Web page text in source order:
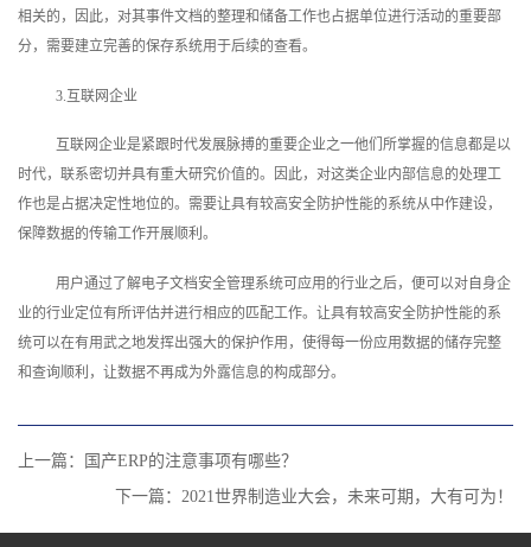
相关的，因此，对其事件文档的整理和储备工作也占据单位进行活动的重要部
分，需要建立完善的保存系统用于后续的查看。
3.互联网企业
互联网企业是紧跟时代发展脉搏的重要企业之一他们所掌握的信息都是以
时代，联系密切并具有重大研究价值的。因此，对这类企业内部信息的处理工
作也是占据决定性地位的。需要让具有较高安全防护性能的系统从中作建设，
保障数据的传输工作开展顺利。
用户通过了解电子文档安全管理系统可应用的行业之后，便可以对自身企
业的行业定位有所评估并进行相应的匹配工作。让具有较高安全防护性能的系
统可以在有用武之地发挥出强大的保护作用，使得每一份应用数据的储存完整
和查询顺利，让数据不再成为外露信息的构成部分。
上一篇：
国产ERP的注意事项有哪些？
下一篇： 2021世界制造业大会，未来可期，大有可为！